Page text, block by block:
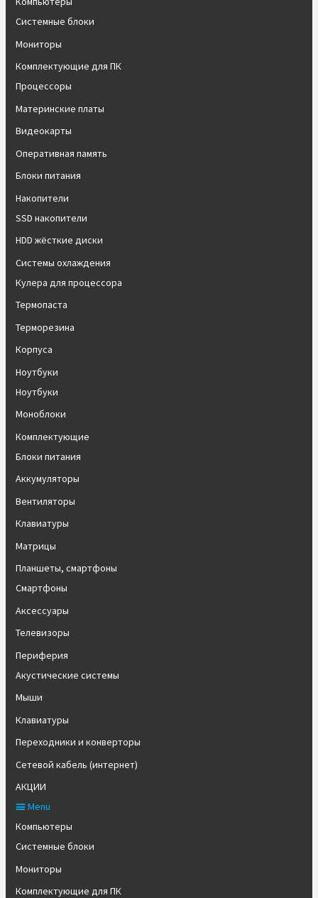
Системные блоки
Мониторы
Комплектующие для ПК
Процессоры
Материнские платы
Видеокарты
Оперативная память
Блоки питания
Накопители
SSD накопители
HDD жёсткие диски
Системы охлаждения
Кулера для процессора
Термопаста
Терморезина
Корпуса
Ноутбуки
Ноутбуки
Моноблоки
Комплектующие
Блоки питания
Аккумуляторы
Вентиляторы
Клавиатуры
Матрицы
Планшеты, смартфоны
Смартфоны
Аксессуары
Телевизоры
Периферия
Акустические системы
Мыши
Клавиатуры
Переходники и конверторы
Сетевой кабель (интернет)
АКЦИИ
Menu
Компьютеры
Системные блоки
Мониторы
Комплектующие для ПК